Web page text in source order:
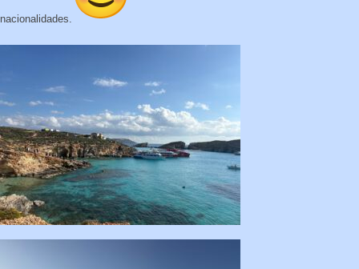
nacionalidades.